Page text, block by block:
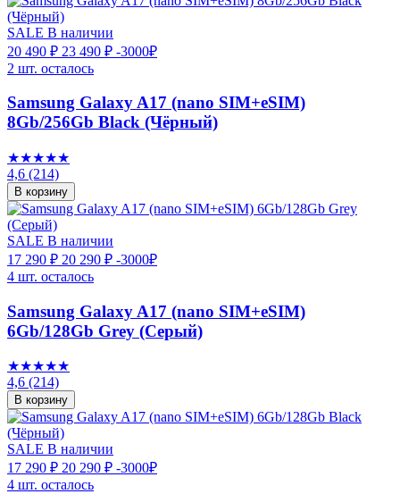
SALE В наличии
20 490 ₽ 23 490 ₽ -3000₽
2 шт. осталось
Samsung Galaxy A17 (nano SIM+eSIM)
8Gb/256Gb Black (Чёрный)
★★★★★
4,6 (214)
В корзину
SALE В наличии
17 290 ₽ 20 290 ₽ -3000₽
4 шт. осталось
Samsung Galaxy A17 (nano SIM+eSIM)
6Gb/128Gb Grey (Серый)
★★★★★
4,6 (214)
В корзину
SALE В наличии
17 290 ₽ 20 290 ₽ -3000₽
4 шт. осталось